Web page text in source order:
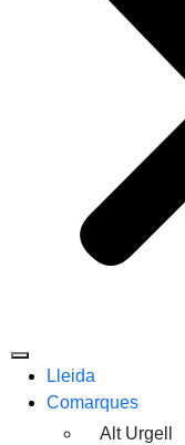
Lleida
Comarques
Alt Urgell